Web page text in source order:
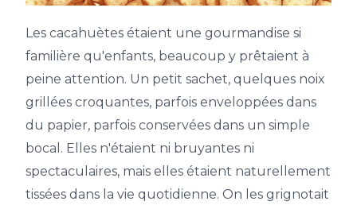
Les cacahuètes étaient une gourmandise si
familière qu'enfants, beaucoup y prêtaient à
peine attention. Un petit sachet, quelques noix
grillées croquantes, parfois enveloppées dans
du papier, parfois conservées dans un simple
bocal. Elles n'étaient ni bruyantes ni
spectaculaires, mais elles étaient naturellement
tissées dans la vie quotidienne. On les grignotait